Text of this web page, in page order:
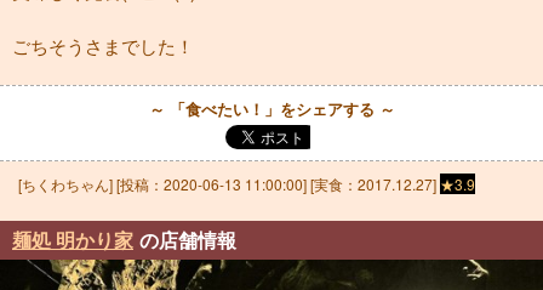
ごちそうさまでした！
～ 「食べたい！」をシェアする ～
[ちくわちゃん] [投稿： 2020-06-13 11:00:00] [実食：2017.12.27] ★3.9
麺処 明かり家 の店舗情報